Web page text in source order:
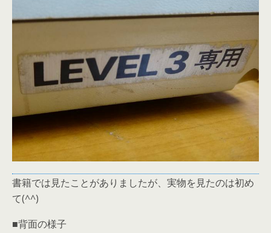
書籍では見たことがありましたが、実物を見たのは初め
て(^^)
■背面の様子